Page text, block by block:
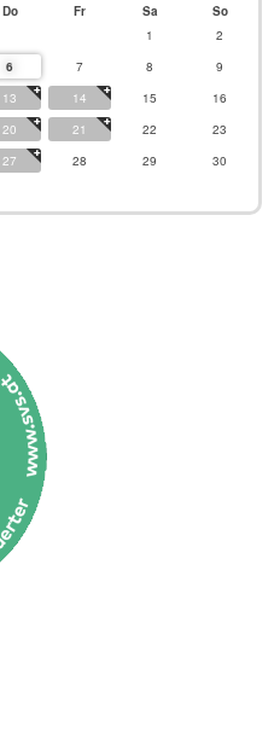
Do Fr Sa
So
1
2
6 7 8
9
13 14 15
16
20 21 22
23
27 28 29
30